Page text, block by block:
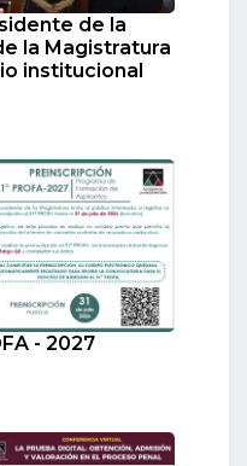
de la
la Magistratura
institucional
- 2027